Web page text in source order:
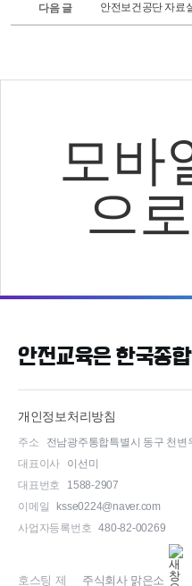
다음 글 안전보건공단 자료
모바
으
안전교육은 한국종
개인정보처리방침
주소
전남광주통합특별시 동구 천
대표이사
이선미
대표번호
1588-2907
이메일
ksse0224@naver.com
사업자등록번호 480-82-00269
호스팅 제
주식회사 맑은소
|